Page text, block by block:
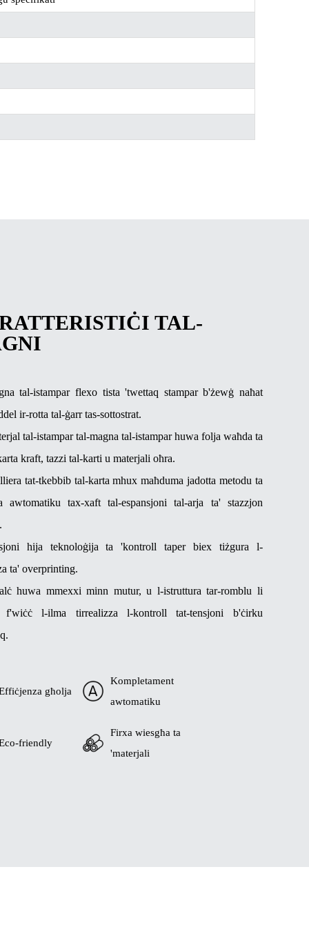
TAL-
tal-istampar flexo tista 'twettaq stampar b'żewġ naħat
ir-rotta tal-ġarr tas-sottostrat.
tal-istampar tal-magna tal-istampar huwa folja waħda ta
kraft, tazzi tal-karti u materjali oħra.
tat-tkebbib tal-karta mhux maħduma jadotta metodu ta
awtomatiku tax-xaft tal-espansjoni tal-arja ta' stazzjon
hija teknoloġija ta 'kontroll taper biex tiżgura l-
ta' overprinting.
huwa mmexxi minn mutur, u l-istruttura tar-romblu li
f'wiċċ l-ilma tirrealizza l-kontroll tat-tensjoni b'ċirku
għolja
Kompletament
awtomatiku
friendly
Firxa wiesgħa ta
'materjali